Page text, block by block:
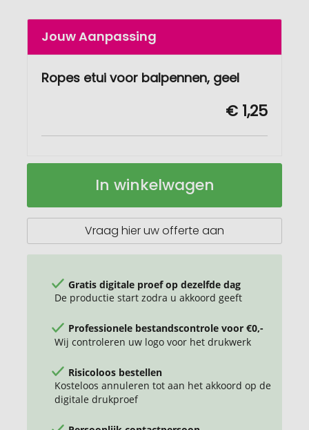
Jouw Aanpassing
Ropes etui voor balpennen, geel
€ 1,25
Ropes
pennen
Op
In winkelwagen
Vraag hier uw offerte aan
Gratis digitale proef op dezelfde dag
De productie start zodra u akkoord geeft
Professionele bestandscontrole voor €0,-
Wij controleren uw logo voor het drukwerk
Risicoloos bestellen
Kosteloos annuleren tot aan het akkoord op de
digitale drukproef